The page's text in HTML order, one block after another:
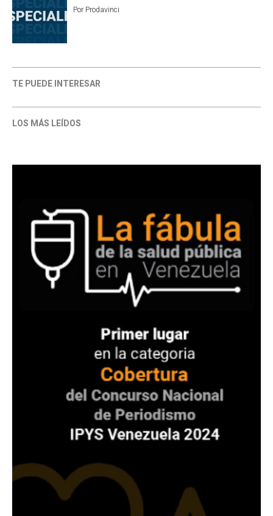
Por Prodavinci
TE PUEDE INTERESAR
LOS MÁS LEÍDOS